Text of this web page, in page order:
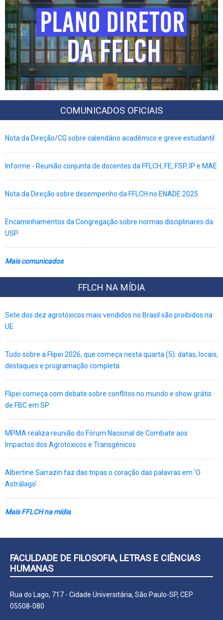
COMUNICADOS OFICIAIS
Nota da Direção/CG sobre calendário acadêmico e greve estudantil
Informe - Reunião conjunta de docentes da FFLCH, FE, FSP, IP e MAE
Nota da Direção sobre desempenho da FFLCH no ENADE 2025
Encaminhamentos da Congregação sobre normas disciplinares da
USP
Mais comunicados
FFLCH NA MÍDIA
Sete dos dez agrotóxicos mais vendidos no Brasil são proibidos na
UE
Tudo sobre a Flipei 2026, que começa nesta quarta (5): datas, locais,
destaques e programação completa
Flipei começa com debate sobre conflitos no mundo e show grátis
de FBC em SP
MPMA realiza reunião do Fórum Nacional de Combate aos
Impactos dos Agrotóxicos e Transgênicos
Albertine Sarrazin faz das tripas o coração das palavras em 'O
Astrálago'
Mais FFLCH na mídia
FACULDADE DE FILOSOFIA, LETRAS E CIÊNCIAS
HUMANAS
Rua do Lago, 717 - Cidade Universitária, São Paulo-SP, CEP
05508-080